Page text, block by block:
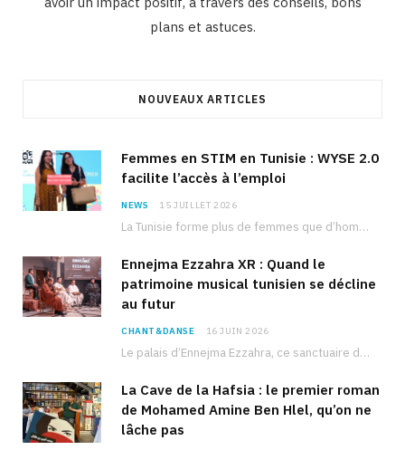
plans et astuces.
NOUVEAUX ARTICLES
Femmes en STIM en Tunisie : WYSE 2.0
facilite l’accès à l’emploi
NEWS 15 JUILLET 2026
La Tunisie forme plus de femmes que d’hommes dans les filières scientifiques. Pourtant, pour beaucoup…
Ennejma Ezzahra XR : Quand le
patrimoine musical tunisien se décline
au futur
CHANT&DANSE 16 JUIN 2026
Le palais d’Ennejma Ezzahra, ce sanctuaire de la musique tunisienne et méditerranéenne construit par le…
La Cave de la Hafsia : le premier roman
de Mohamed Amine Ben Hlel, qu’on ne
lâche pas